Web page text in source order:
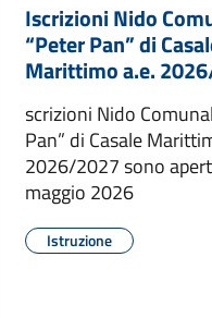
Iscrizioni Nido
“Peter Pan” di
Marittimo a.e.
scrizioni Nido
Pan” di Casale
2026/2027 sono
maggio 2026
Istruzione